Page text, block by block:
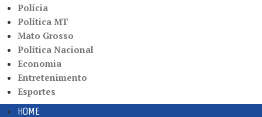
Polícia
Política MT
Mato Grosso
Política Nacional
Economia
Entretenimento
Esportes
HOME